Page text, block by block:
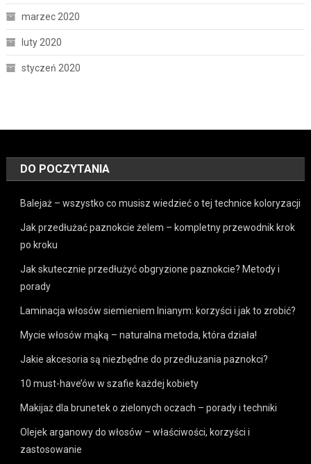
marzec 2020
luty 2020
styczeń 2020
DO POCZYTANIA
Balejaż – wszystko co musisz wiedzieć o tej technice koloryzacji
Jak przedłużać paznokcie żelem – kompletny przewodnik krok
po kroku
Jak skutecznie przedłużyć obgryzione paznokcie? Metody i
porady
Laminacja włosów siemieniem lnianym: korzyści i jak to zrobić?
Mycie włosów mąką – naturalna metoda, która działa!
Jakie akcesoria są niezbędne do przedłużania paznokci?
10 must-have’ów w szafie każdej kobiety
Makijaż dla brunetek o zielonych oczach – porady i techniki
Olejek arganowy do włosów – właściwości, korzyści i
zastosowanie